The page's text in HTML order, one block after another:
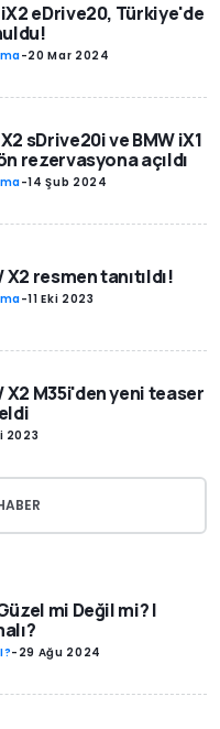
iX2 eDrive20, Türkiye'de
-20 Mar 2024
sDrive20i ve BMW iX1
rezervasyona açıldı
-14 Şub 2024
X2 resmen tanıtıldı!
-11 Eki 2023
X2 M35i'den yeni teaser
2023
mi Değil mi? |
- 29 Ağu 2024